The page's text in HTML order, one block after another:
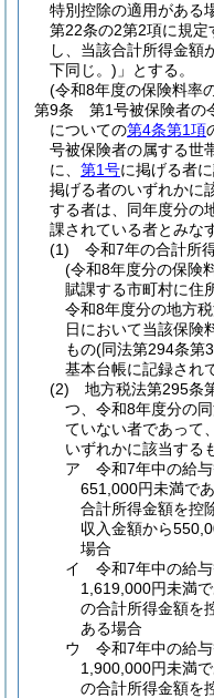
特別控除の適用がある
第22条の2第2項に規定
し、当該合計所得金額
下同じ。) 」とする。
(令和8年度の保険料率
第9条
第1号被保険者の
についての第4条第1項
号被保険者の属する世
に、 第1号に掲げる者
掲げる者のいずれかに
する者は、同年度分の
課されている者とみな
(1)
令和7年の合計所
(令和8年度分の保険
賦課する市町村に住
令和8年度分の地方
日において当該保険
もの(同法第294条第
基本台帳に記録され
(2)
地方税法第295条
つ、令和8年度分の
ていない者であって
いずれかに該当する
ア
令和7年中の給
651,000円未満で
合計所得金額を控
収入金額から
場合
イ
令和7年中の給
1,619,000円未満
の合計所得金額を
ある場合
ウ
令和7年中の給
1,900,000円未満
の合計所得金額を